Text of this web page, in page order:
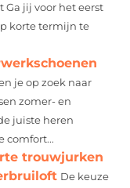
jij voor het eerst
korte termijn te
je op zoek naar
zomer- en
juiste heren
comfort...
trouwjurken
De keuze